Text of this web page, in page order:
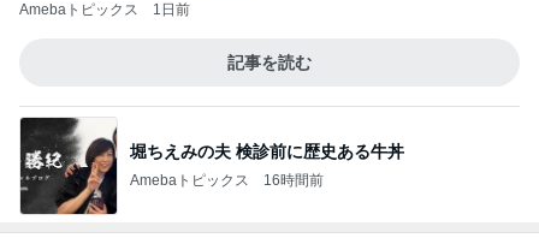
Amebaトピックス 1日前
記事を読む
堀ちえみの夫 検診前に歴史ある牛丼
Amebaトピックス 16時間前